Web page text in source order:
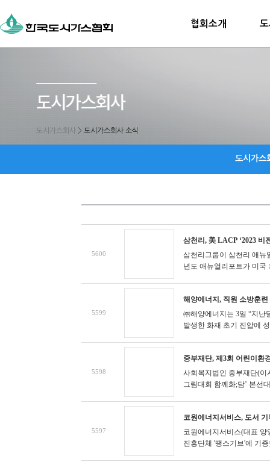
협회소개
도시가스회사 > 도시가스회사 소식
도시가스
5600
삼천리, 美 LACP ‘2023 비
삼천리그룹이 삼천리 애뉴
년도 애뉴얼리포트가 미국
5599
해양에너지, 직원 소방훈
㈜해양에너지는 3일 “지난
발생한 화재 초기 진압에
5598
중부재단, 제3회 어린이환
사회복지법인 중부재단(이
그림대회 함께화;담’ 본선
5597
코원에너지서비스, 도서
코원에너지서비스(대표 양
진흥단체 '땡스기브'에 기